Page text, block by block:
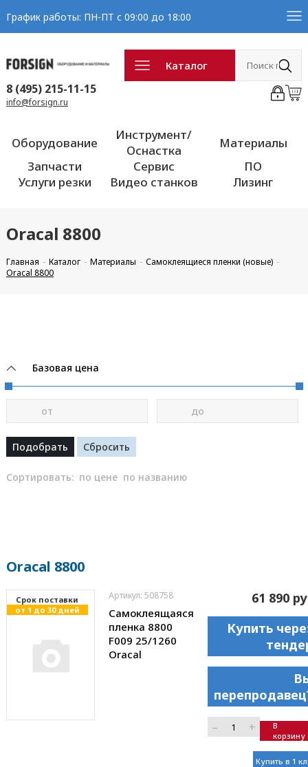
График работы: ПН-ПТ с 09:00 до 18:00
Каталог
8 (495) 215-11-15
info@forsign.ru
Оборудование
Инструмент/
Оснастка
Материалы
Запчасти
Сервис
ПО
Услуги резки
Видео станков Лизинг
Oracal 8800
Главная Каталог Материалы
Самоклеящиеся пленки (новые)
Oracal 8800
Базовая цена
от до
Сортировать: по цене по названию
Oracal 8800
Cрок поставки
от 1 до 30 дней
Артикул: 508758
Самоклеящаяся
пленка 8800
F009 25/1260
Oracal
61 890
Купить
– +
В
корзину
Купить в 1